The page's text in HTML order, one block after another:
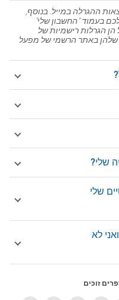
ההגרלה במייל. בנוסף,
בעמוד "החשבון שלי"
הן הגרלות רישמיות של
באתר הרשמי של מפעל
שלי?
שלי
לא
זוכים